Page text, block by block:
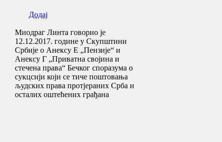
Додај
Mиодраг Линта говорио је
12.12.2017. године у Скупштини
Србије о Анексу Е „Пензије“ и
Анексу Г „Приватна својина и
стечена права“ Бечког споразума о
сукцсији који се тиче поштовања
људских права протјераних Срба и
осталих оштећених грађана